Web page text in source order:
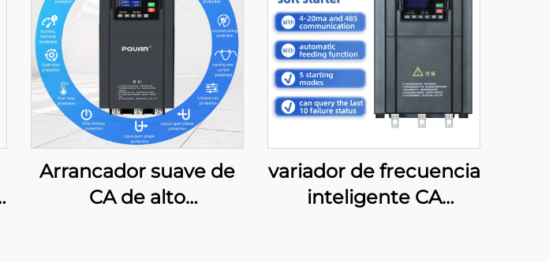
Arrancador suave de
CA de alto
variador de frecuencia
inteligente CA